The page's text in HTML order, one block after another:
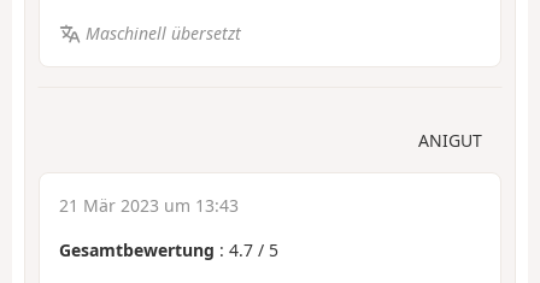
Maschinell übersetzt
ANIGUT
21 Mär 2023 um 13:43
Gesamtbewertung : 4.7 / 5